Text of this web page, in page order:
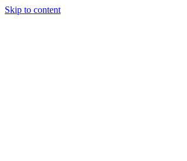
Skip to content